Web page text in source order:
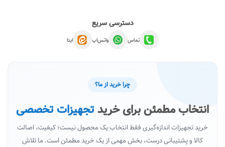
دسترسی سریع
تماس واتس‌اپ ایتا
چرا خرید از ما؟
انتخاب مطمئن برای خرید تجهیزات تخصصی
خرید تجهیزات اندازه‌گیری فقط انتخاب یک محصول نیست؛ کیفیت، اصالت
کالا و پشتیبانی درست، بخش مهمی از یک خرید مطمئن است. ما تلاش